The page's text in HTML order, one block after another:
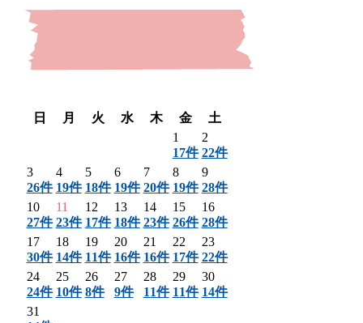
日
月 火 水 木 金
土
1
17件
2
22件
3
26件
4
19件
5
18件
6
19件
7
20件
8
19件
9
28件
10
27件
11
23件
12
17件
13
18件
14
23件
15
26件
16
28件
17
30件
18
14件
19
11件
20
16件
21
16件
22
17件
23
22件
24
24件
25
10件
26
8件
27
9件
28
11件
29
11件
30
14件
31